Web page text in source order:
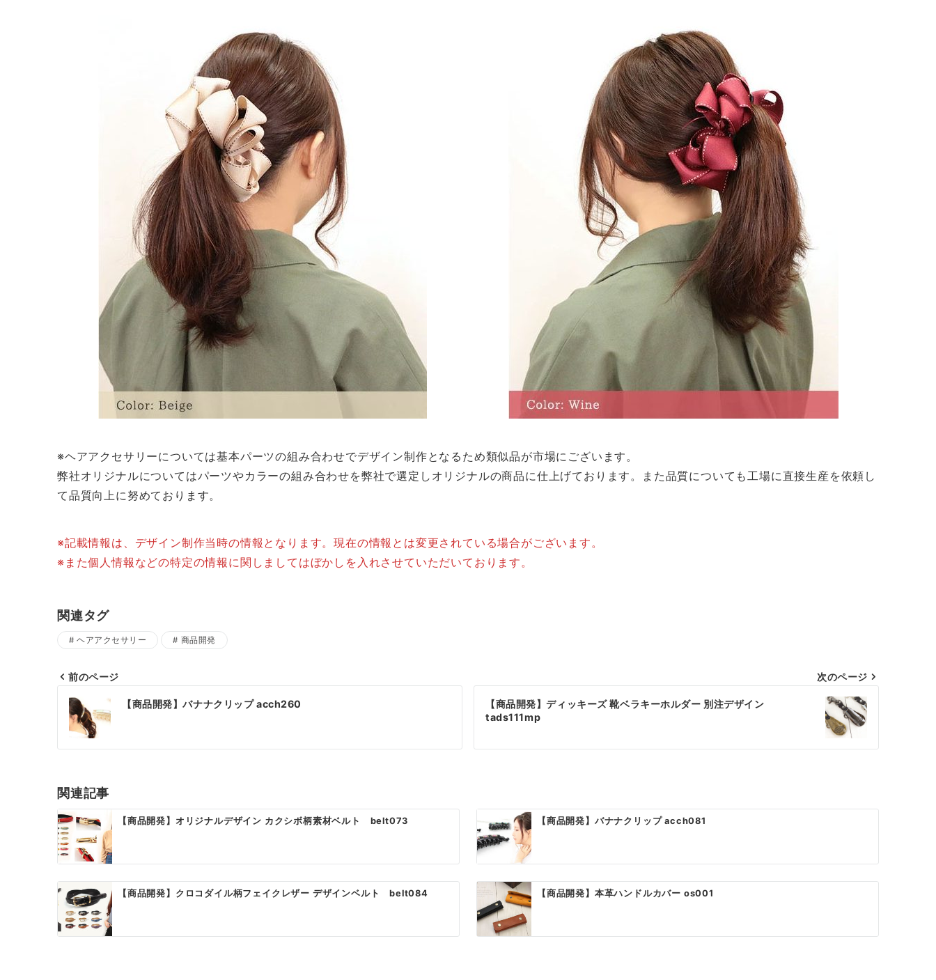
※ヘアアクセサリーについては基本パーツの組み合わせでデザイン制作となるため類似品が市場にございます。
弊社オリジナルについてはパーツやカラーの組み合わせを弊社で選定しオリジナルの商品に仕上げております。また品質についても工場に直接生産を依頼し
て品質向上に努めております。
※記載情報は、デザイン制作当時の情報となります。現在の情報とは変更されている場合がございます。
※また個人情報などの特定の情報に関しましてはぼかしを入れさせていただいております。
関連タグ
ヘアアクセサリー 商品開発
投
稿
ゲ
ー
シ
ョ
ン
前のページ
【商品開発】バナナクリップ acch260
次のページ
【商品開発】ディッキーズ 靴ベラキーホルダー 別注デザイン
tads111mp
関連記事
【商品開発】オリジナルデザイン カクシボ柄素材ベルト belt073 【商品開発】バナナクリップ acch081
【商品開発】クロコダイル柄フェイクレザー デザインベルト belt084 【商品開発】本革ハンドルカバー os001